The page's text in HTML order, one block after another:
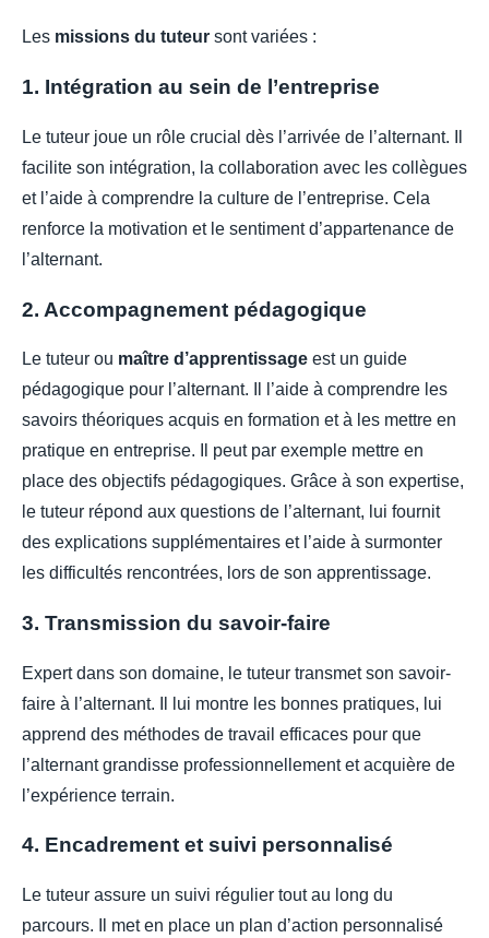
Les missions du tuteur sont variées :
1. Intégration au sein de l’entreprise
Le tuteur joue un rôle crucial dès l’arrivée de l’alternant. Il
facilite son intégration, la collaboration avec les collègues
et l’aide à comprendre la culture de l’entreprise. Cela
renforce la motivation et le sentiment d’appartenance de
l’alternant.
2. Accompagnement pédagogique
Le tuteur ou maître d’apprentissage est un guide
pédagogique pour l’alternant. Il l’aide à comprendre les
savoirs théoriques acquis en formation et à les mettre en
pratique en entreprise. Il peut par exemple mettre en
place des objectifs pédagogiques. Grâce à son expertise,
le tuteur répond aux questions de l’alternant, lui fournit
des explications supplémentaires et l’aide à surmonter
les difficultés rencontrées, lors de son apprentissage.
3. Transmission du savoir-faire
Expert dans son domaine, le tuteur transmet son savoir-
faire à l’alternant. Il lui montre les bonnes pratiques, lui
apprend des méthodes de travail efficaces pour que
l’alternant grandisse professionnellement et acquière de
l’expérience terrain.
4. Encadrement et suivi personnalisé
Le tuteur assure un suivi régulier tout au long du
parcours. Il met en place un plan d’action personnalisé